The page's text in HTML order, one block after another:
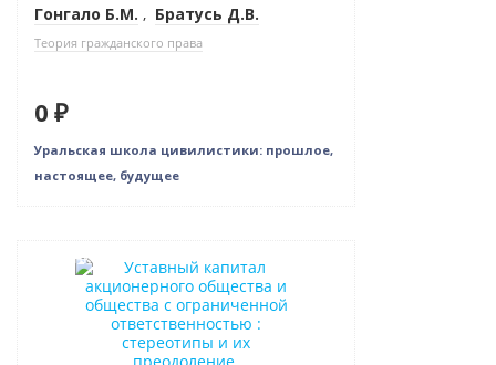
Гонгало Б.М. , Братусь Д.В.
Теория гражданского права
0 ₽
Уральская школа цивилистики: прошлое,
настоящее, будущее
Новинка